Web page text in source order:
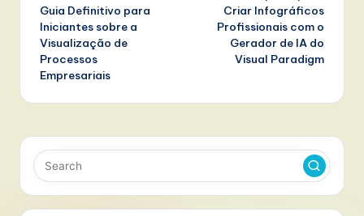
Guia Definitivo para
Iniciantes sobre a
Visualização de
Processos
Empresariais
Criar Infográficos
Profissionais com o
Gerador de IA do
Visual Paradigm